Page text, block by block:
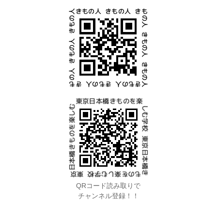
QRコード読み取りで
チャンネル登録！！